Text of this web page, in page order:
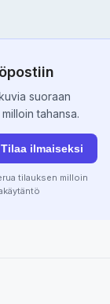
suoraan
tahansa.
Tilaa ilmaiseksi
tilauksen milloin